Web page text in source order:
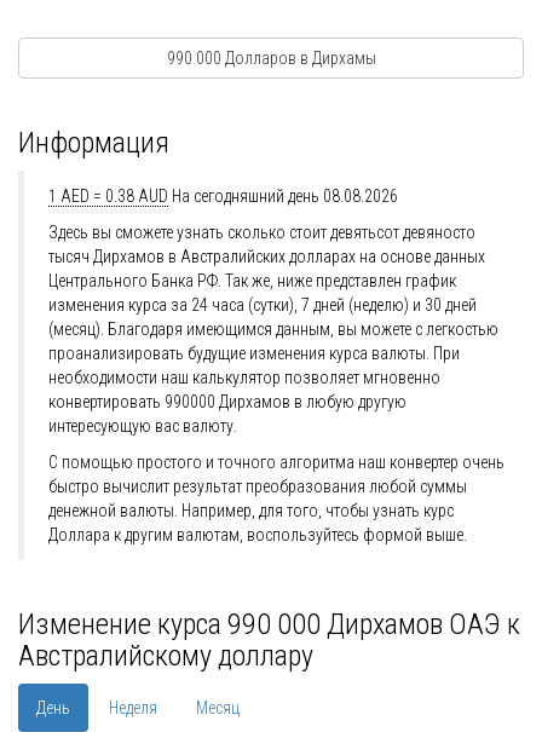
990 000 Долларов в Дирхамы
Информация
1 AED = 0.38 AUD На сегодняшний день 08.08.2026
Здесь вы сможете узнать сколько стоит девятьсот девяносто
тысяч Дирхамов в Австралийских долларах на основе данных
Центрального Банка РФ. Так же, ниже представлен график
изменения курса за 24 часа (сутки), 7 дней (неделю) и 30 дней
(месяц). Благодаря имеющимся данным, вы можете с легкостью
проанализировать будущие изменения курса валюты. При
необходимости наш калькулятор позволяет мгновенно
конвертировать 990000 Дирхамов в любую другую
интересующую вас валюту.
С помощью простого и точного алгоритма наш конвертер очень
быстро вычислит результат преобразования любой суммы
денежной валюты. Например, для того, чтобы узнать курс
Доллара к другим валютам, воспользуйтесь формой выше.
Изменение курса 990 000 Дирхамов ОАЭ к
Австралийскому доллару
День Неделя Месяц